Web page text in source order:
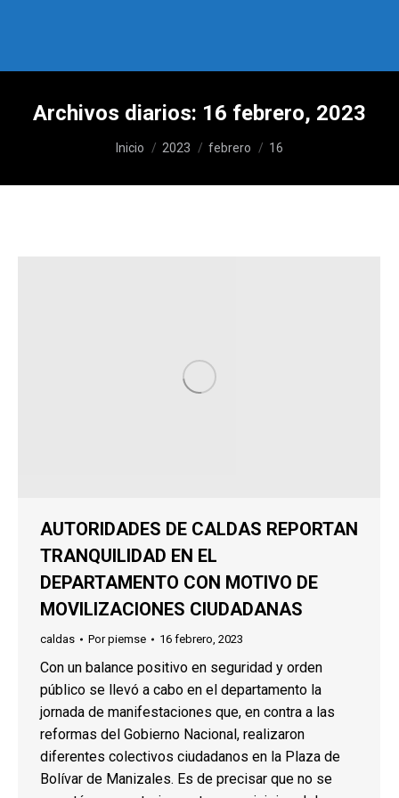
Archivos diarios: 16 febrero, 2023
Estás aquí:
Inicio 2023 febrero 16
AUTORIDADES DE CALDAS REPORTAN
TRANQUILIDAD EN EL
DEPARTAMENTO CON MOTIVO DE
MOVILIZACIONES CIUDADANAS
caldas Porpiemse 16 febrero, 2023
Con un balance positivo en seguridad y orden
público se llevó a cabo en el departamento la
jornada de manifestaciones que, en contra a las
reformas del Gobierno Nacional, realizaron
diferentes colectivos ciudadanos en la Plaza de
Bolívar de Manizales. Es de precisar que no se